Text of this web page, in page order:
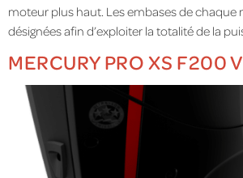
moteur plus haut. Les embases de chaque
désignées afin d’exploiter la totalité de la
MERCURY PRO XS F200